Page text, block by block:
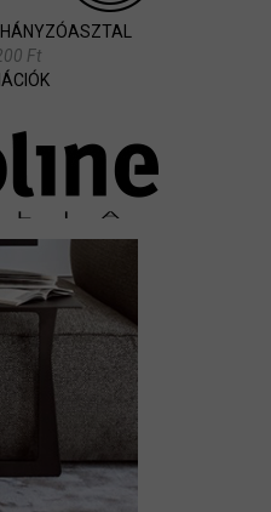
Ft